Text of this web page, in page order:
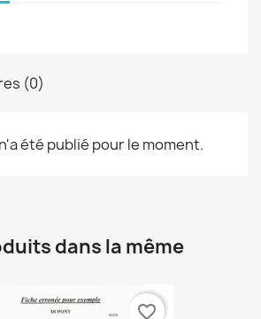
(0)
été publié pour le moment.
dans la même
favorite_border